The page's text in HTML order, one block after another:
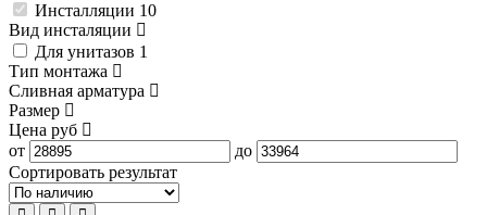
Инсталляции 10
Вид инсталяции
Для унитазов 1
Тип монтажа
Сливная арматура
Размер
Цена руб
от
до
Сортировать результат